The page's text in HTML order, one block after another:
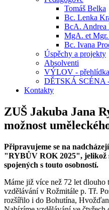
Tomáš Belka
Bc. Lenka
BcA. Andrea
MgA. et Mgr.
Bc. Ivana
Úspěchy a projekty
Absolventi
VÝLOV -
DĚTSKÁ SCÉNA
Kontakty
ZUŠ Jakuba Jana
možnost
Připravujeme se na
"RYBŮV ROK 2025", jelikož
spojených s touto osobností.
Máme již více než 72 let
vzdělávání v Rožmitále p. Tř.
rozšířilo i do Bohutína,